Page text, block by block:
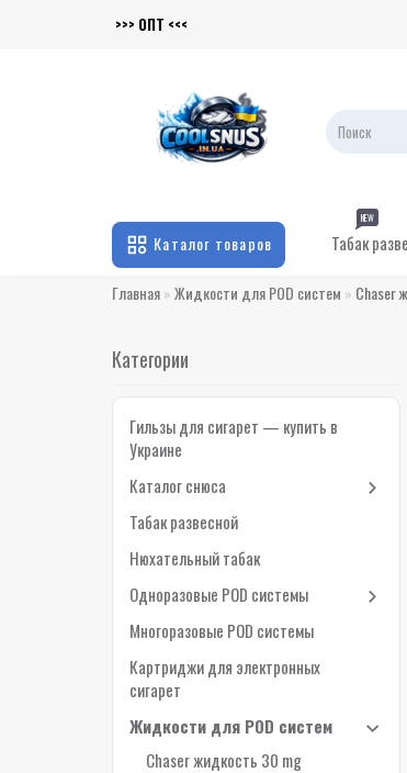
>>> ОПТ <<<
Каталог товаров Табак
NEW
Главная Жидкости для POD систем Chaser
Категории
Гильзы для сигарет — купить в
Украине
Каталог снюса
Табак развесной
Нюхательный табак
Одноразовые POD системы
Многоразовые POD системы
Картриджи для электронных
сигарет
Жидкости для POD систем
Chaser жидкость 30 mg